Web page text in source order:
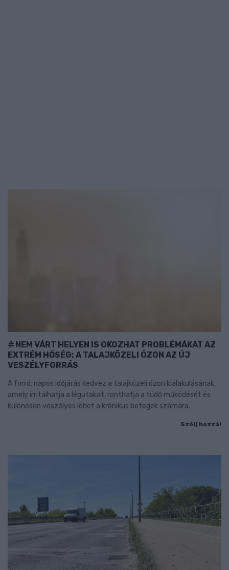
NEM VÁRT HELYEN IS OKOZHAT PROBLÉMÁKAT AZ
EXTRÉM HŐSÉG: A TALAJKÖZELI ÓZON AZ ÚJ
VESZÉLYFORRÁS
A forró, napos időjárás kedvez a talajközeli ózon kialakulásának,
amely irritálhatja a légutakat, ronthatja a tüdő működését és
különösen veszélyes lehet a krónikus betegek számára.
Szólj hozzá!